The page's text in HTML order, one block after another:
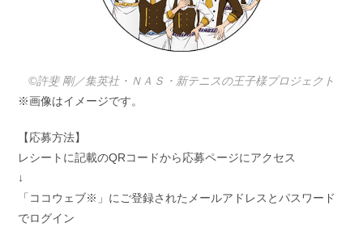
©許斐 剛／集英社・ＮＡＳ・新テニスの王子様プロジェクト
※画像はイメージです。
【応募方法】
レシートに記載のQRコードから応募ページにアクセス
↓
「ココウェブ※」にご登録されたメールアドレスとパスワード
でログイン